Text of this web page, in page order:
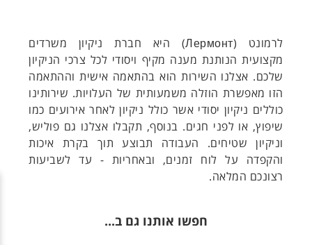
לרמונט (Лермонт) היא חברת ניקיון משרדים
מקצועית הנותנת מענה מקיף ויסודי לכל צרכי הניקיון
שלכם. אצלנו השירות הוא בהתאמה אישית וההתאמה
הזו מאפשרת הוזלה משמעותית של העלויות. שירותינו
כוללים ניקיון יסודי אשר כולל ניקיון לאחר אירועים כמו
שיפוץ, או לפני חגים. בנוסף, תקבלו אצלנו גם פוליש,
וניקיון שטיחים. העבודה תבוצע תוך בקרת איכות
והקפדה על לוח זמנים, ובאחריות - עד לשביעות
רצונכם המלאה.
חפשו אותנו גם ב...